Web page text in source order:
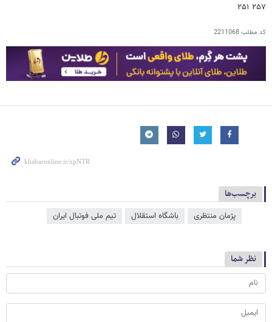
۲۵۷ ۲۵۱
کد مطلب2211068
برچسب‌ها
پژمان منتظری باشگاه استقلال تیم ملی فوتبال ایران
نظر شما